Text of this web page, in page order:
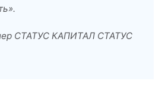
СТАТУС КАПИТАЛ СТАТУС